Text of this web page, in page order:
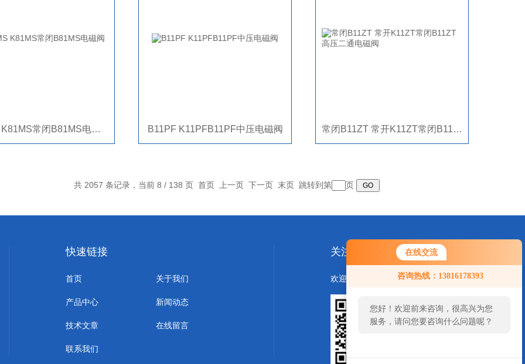
在线交流
咨询热线：13816178393
您好！欢迎前来咨询，很高兴为您
服务，请问您要咨询什么问题呢？
您好，看您停留很久了，是否找到
了需求产品，您可以直接在线与我
B81MS K81MS常闭B81MS电磁阀 B11PF K11PFB11PF中压电磁阀 常闭B11ZT 常开K11ZT常闭B11ZT高压二通电磁阀
共 2057 条记录，当前 8 / 138 页 首页 上一页 下一页 末页跳转到第 页
快速链接
首页 关于我们
产品中心 新闻动态
技术文章 在线留言
联系我们
关注我们
欢迎您关注我们的微信公众号了解更多信息：